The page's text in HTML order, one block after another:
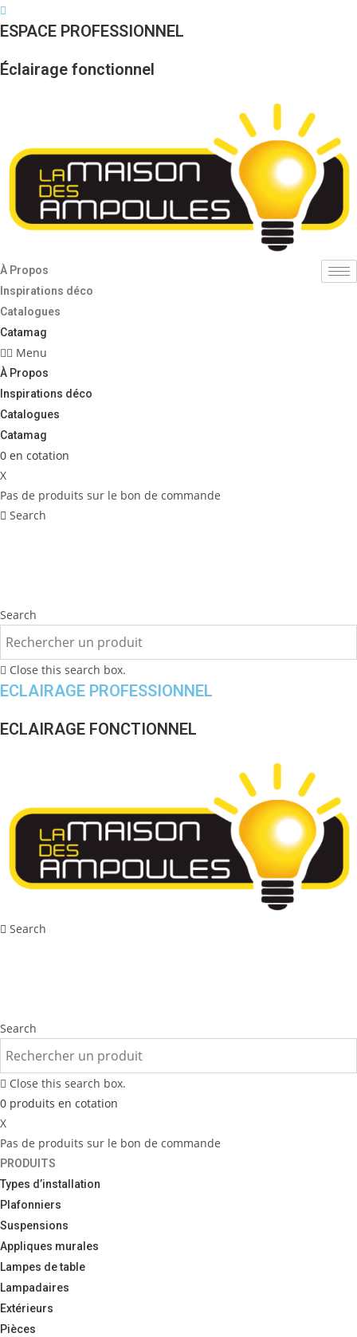
Skip
to
ESPACE PROFESSIONNEL
Éclairage fonctionnel
À Propos
Inspirations déco
Catalogues
Catamag
Menu
À Propos
Inspirations déco
Catalogues
Catamag
0 en cotation
X
Pas de produits sur le bon de commande
Search
Search
Close this search box.
ECLAIRAGE PROFESSIONNEL
ECLAIRAGE FONCTIONNEL
Search
Search
Close this search box.
0 produits en cotation
X
Pas de produits sur le bon de commande
PRODUITS
Types d’installation
Plafonniers
Suspensions
Appliques murales
Lampes de table
Lampadaires
Extérieurs
Pièces